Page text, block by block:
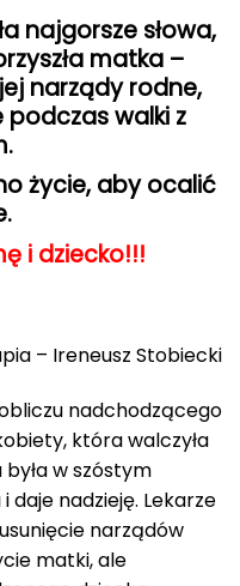
najgorsze słowa,
matka –
narządy rodne,
walki z
życie, aby ocalić
i dziecko!!!
– Ireneusz Stobiecki
nadchodzącego
która walczyła
w szóstym
daje nadzieję. Lekarze
narządów
matki, ale